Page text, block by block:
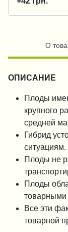
О
ОПИСАНИЕ
Плоды
крупного
средней
Гибрид
ситуациям.
Плоды не
Плоды
товарными
Все эти
товарной